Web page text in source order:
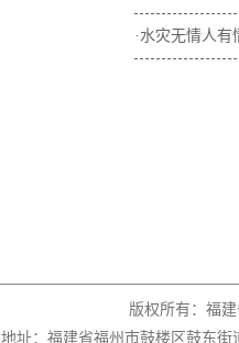
·水灾无情人
版权所有：福
地址：福建省福州市鼓楼区鼓东街